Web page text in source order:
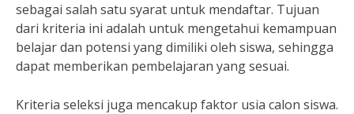
sebagai salah satu syarat untuk mendaftar. Tujuan
dari kriteria ini adalah untuk mengetahui kemampuan
belajar dan potensi yang dimiliki oleh siswa, sehingga
dapat memberikan pembelajaran yang sesuai.
Kriteria seleksi juga mencakup faktor usia calon siswa.